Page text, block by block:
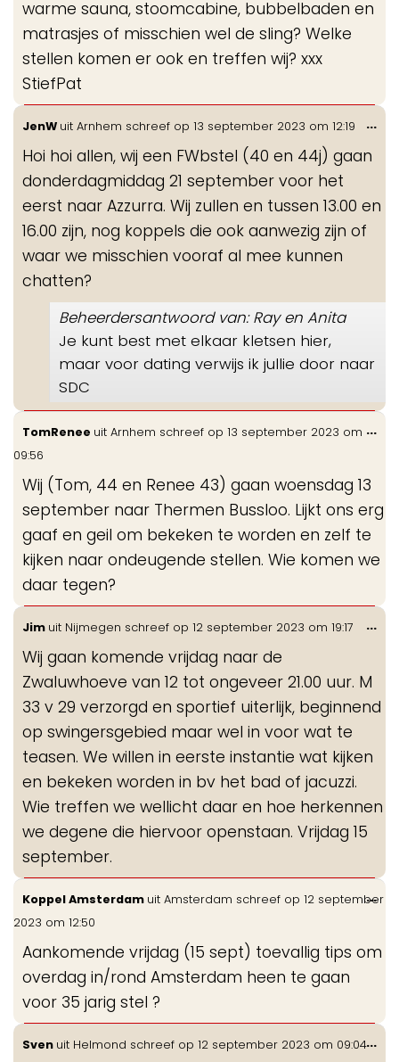
warme sauna, stoomcabine, bubbelbaden en
matrasjes of misschien wel de sling? Welke
stellen komen er ook en treffen wij? xxx
StiefPat
JenW uit Arnhem schreef op 13 september 2023 om 12:19
Hoi hoi allen, wij een FWbstel (40 en 44j) gaan
donderdagmiddag 21 september voor het
eerst naar Azzurra. Wij zullen en tussen 13.00 en
16.00 zijn, nog koppels die ook aanwezig zijn of
waar we misschien vooraf al mee kunnen
chatten?
Beheerdersantwoord van: Ray en Anita
Je kunt best met elkaar kletsen hier,
maar voor dating verwijs ik jullie door naar
SDC
...
TomRenee uit Arnhem schreef op 13 september 2023 om
09:56
Wij (Tom, 44 en Renee 43) gaan woensdag 13
september naar Thermen Bussloo. Lijkt ons erg
gaaf en geil om bekeken te worden en zelf te
kijken naar ondeugende stellen. Wie komen we
daar tegen?
...
Jim uit Nijmegen schreef op 12 september 2023 om 19:17
Wij gaan komende vrijdag naar de
Zwaluwhoeve van 12 tot ongeveer 21.00 uur. M
33 v 29 verzorgd en sportief uiterlijk, beginnend
op swingersgebied maar wel in voor wat te
teasen. We willen in eerste instantie wat kijken
en bekeken worden in bv het bad of jacuzzi.
Wie treffen we wellicht daar en hoe herkennen
we degene die hiervoor openstaan. Vrijdag 15
september.
...
Koppel Amsterdam uit Amsterdam schreef op 12 september
2023 om 12:50
Aankomende vrijdag (15 sept) toevallig tips om
overdag in/rond Amsterdam heen te gaan
voor 35 jarig stel ?
...
Sven uit Helmond schreef op 12 september 2023 om 09:04...